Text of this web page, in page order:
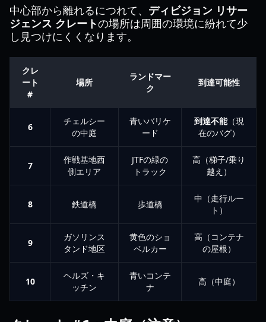
中心部から離れるにつれて、 ディビジョン リサー
ジェンス クレートの場所は周囲の環境に紛れて少
し見つけにくくなります。
クレ
ート
#
場所
ランドマー
ク
到達可能性
6
チェルシー
の中庭
青いバリケ
ード
到達不能（現
在のバグ）
7
作戦基地西
側エリア
JTFの緑の
トラック
高（梯子/乗り
越え）
8 鉄道橋 歩道橋
中（走行ルー
ト）
9
ガソリンス
タンド地区
黄色のショ
ベルカー
高（コンテナ
の屋根）
10
ヘルズ・キ
ッチン
青いコンテ
ナ
高（中庭）